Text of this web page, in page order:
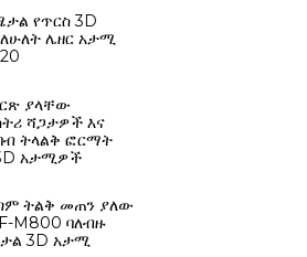
የጥርስ 3D
ሌዘር አታሚ
ያላቸው
ሻጋታዎች እና
ትላልቅ ፎርማት
አታሚዎች
ትልቅ መጠን ያለው
M800 ባለብዙ
3D አታሚ